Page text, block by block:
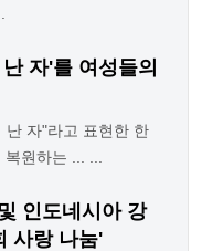
자'를 여성들의
난 자"라고 표현한 한
원하는 ... ...
인도네시아 강
사랑 나눔'